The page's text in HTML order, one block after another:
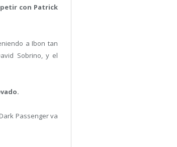
con Patrick
a Ibon tan
Sobrino, y el
Passenger va